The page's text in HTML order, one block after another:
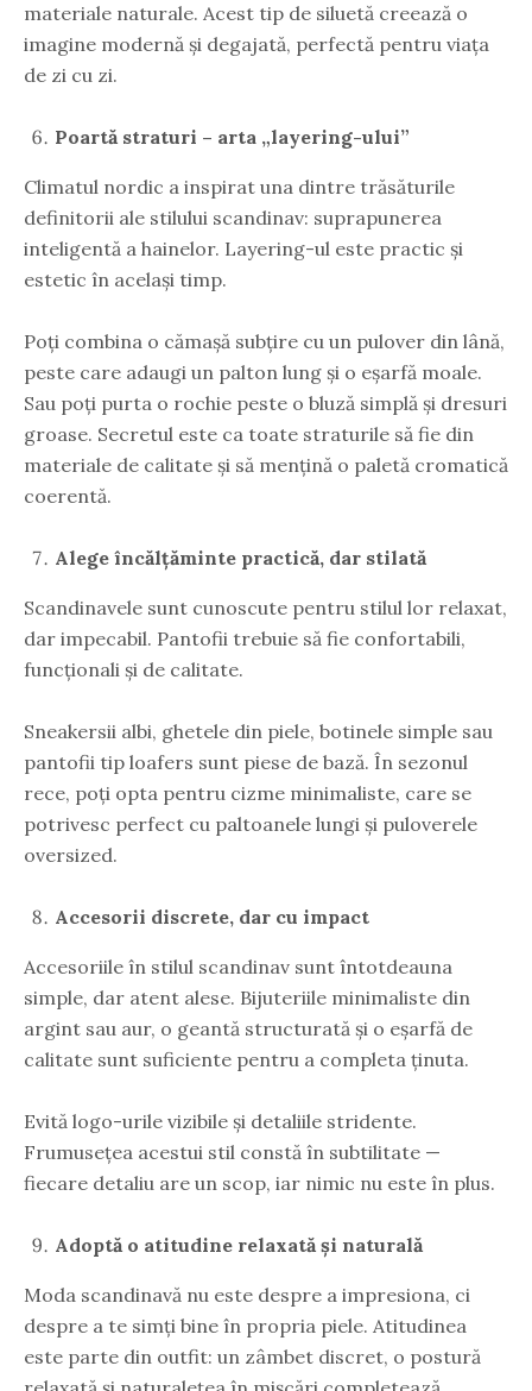
materiale naturale. Acest tip de siluetă creează o
imagine modernă și degajată, perfectă pentru viața
de zi cu zi.
Poartă straturi – arta „layering-ului”
Climatul nordic a inspirat una dintre trăsăturile
definitorii ale stilului scandinav: suprapunerea
inteligentă a hainelor. Layering-ul este practic și
estetic în același timp.
Poți combina o cămașă subțire cu un pulover din lână,
peste care adaugi un palton lung și o eșarfă moale.
Sau poți purta o rochie peste o bluză simplă și dresuri
groase. Secretul este ca toate straturile să fie din
materiale de calitate și să mențină o paletă cromatică
coerentă.
Alege încălțăminte practică, dar stilată
Scandinavele sunt cunoscute pentru stilul lor relaxat,
dar impecabil. Pantofii trebuie să fie confortabili,
funcționali și de calitate.
Sneakersii albi, ghetele din piele, botinele simple sau
pantofii tip loafers sunt piese de bază. În sezonul
rece, poți opta pentru cizme minimaliste, care se
potrivesc perfect cu paltoanele lungi și puloverele
oversized.
Accesorii discrete, dar cu impact
Accesoriile în stilul scandinav sunt întotdeauna
simple, dar atent alese. Bijuteriile minimaliste din
argint sau aur, o geantă structurată și o eșarfă de
calitate sunt suficiente pentru a completa ținuta.
Evită logo-urile vizibile și detaliile stridente.
Frumusețea acestui stil constă în subtilitate —
fiecare detaliu are un scop, iar nimic nu este în plus.
Adoptă o atitudine relaxată și naturală
Moda scandinavă nu este despre a impresiona, ci
despre a te simți bine în propria piele. Atitudinea
este parte din outfit: un zâmbet discret, o postură